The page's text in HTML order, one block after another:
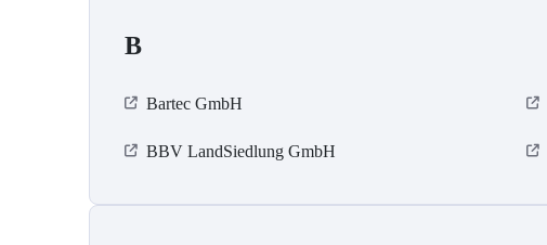
B
Bartec GmbH
BBV LandSiedlung GmbH